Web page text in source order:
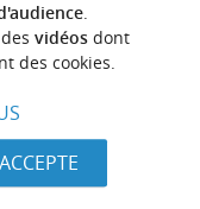
.
vidéosdont
des cookies.